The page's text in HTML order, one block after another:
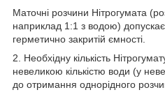
Маточні розчини Нітрогумата
наприклад 1:1 з водою)
герметично закритій ємності.
2. Необхідну кількість
невеликою кількістю води (у
до отримання однорідного